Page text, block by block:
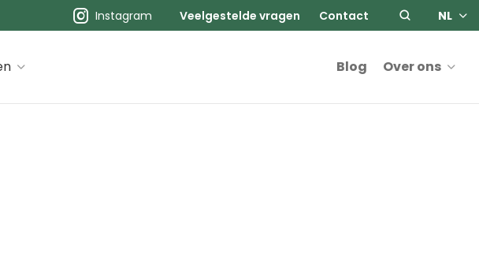
Instagram Veelgestelde vragen Contact NL
Blog Over ons